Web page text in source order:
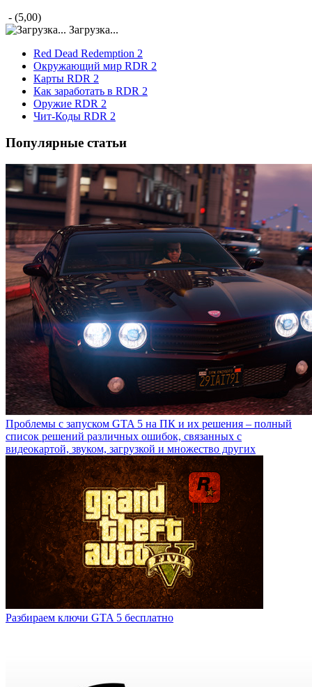
- (5,00)
Загрузка...
Red Dead Redemption 2
Окружающий мир RDR 2
Карты RDR 2
Как заработать в RDR 2
Оружие RDR 2
Чит-Коды RDR 2
Популярные статьи
Проблемы с запуском GTA 5 на ПК и их решения – полный
список решений различных ошибок, связанных с
видеокартой, звуком, загрузкой и множество других
Разбираем ключи GTA 5 бесплатно